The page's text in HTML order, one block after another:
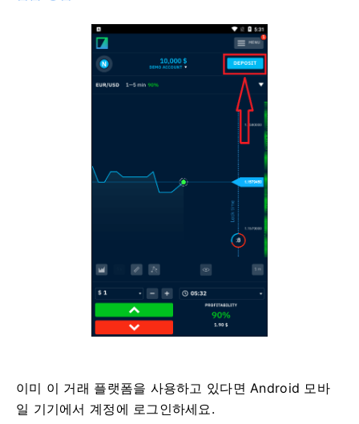
이미 이 거래 플랫폼을 사용하고 있다면 Android 모바
일 기기에서 계정에 로그인하세요.